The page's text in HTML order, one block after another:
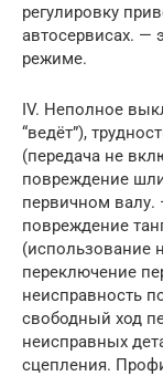
регулировку
автосервисах. —
режиме.
IV. Неполное
“ведёт”),
(передача не
повреждение
первичном
повреждение
(использование
переключение
неисправность
свободный ход
неисправных
сцепления.